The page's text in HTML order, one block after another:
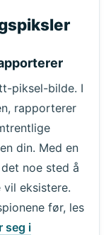
piksel-bilde. I
rapporterer
din. Med en
noe sted å
eksistere.
før, les
seg i